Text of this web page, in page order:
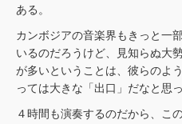
ある。
カンボジアの音楽界もきっと一
いるのだろうけど、見知らぬ大
が多いということは、彼らのよ
っては大きな「出口」だなと思
４時間も演奏するのだから、こ